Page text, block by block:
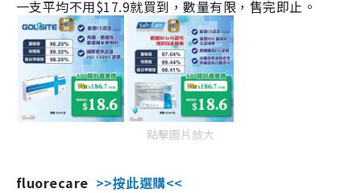
一支平均不用$17.9就買到，數量有限，售完即止。
點擊圖片放大
fluorecare >>按此選購<<